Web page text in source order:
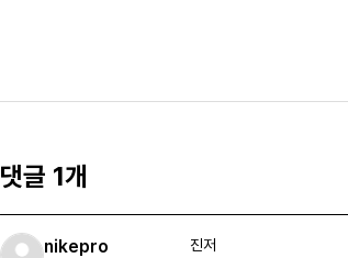
댓글 1개
nikepro
진저